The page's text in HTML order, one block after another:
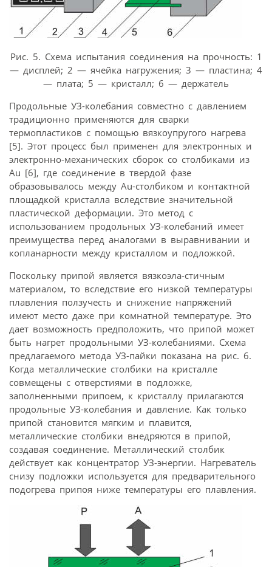
Рис. 5. Схема испытания соединения на прочность: 1
— дисплей; 2 — ячейка нагружения; 3 — пластина; 4
— плата; 5 — кристалл; 6 — держатель
Продольные УЗ-колебания совместно с давлением
традиционно применяются для сварки
термопластиков с помощью вязкоупругого нагрева
[5]. Этот процесс был применен для электронных и
электронно-механических сборок со столбиками из
Au [6], где соединение в твердой фазе
образовывалось между Au-столбиком и контактной
площадкой кристалла вследствие значительной
пластической деформации. Это метод с
использованием продольных УЗ-колебаний имеет
преимущества перед аналогами в выравнивании и
копланарности между кристаллом и подложкой.
Поскольку припой является вязкоэла-стичным
материалом, то вследствие его низкой температуры
плавления ползучесть и снижение напряжений
имеют место даже при комнатной температуре. Это
дает возможность предположить, что припой может
быть нагрет продольными УЗ-колебаниями. Схема
предлагаемого метода УЗ-пайки показана на рис. 6.
Когда металлические столбики на кристалле
совмещены с отверстиями в подложке,
заполненными припоем, к кристаллу прилагаются
продольные УЗ-колебания и давление. Как только
припой становится мягким и плавится,
металлические столбики внедряются в припой,
создавая соединение. Металлический столбик
действует как концентратор УЗ-энергии. Нагреватель
снизу подложки используется для предварительного
подогрева припоя ниже температуры его плавления.